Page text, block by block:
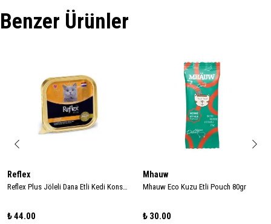
Benzer Ürünler
Reflex
Reflex Plus Jöleli Dana Etli Kedi Konservesi 85gr
₺ 44.00
Mhauw
Mhauw Eco Kuzu Etli Pouch 80gr
₺ 30.00